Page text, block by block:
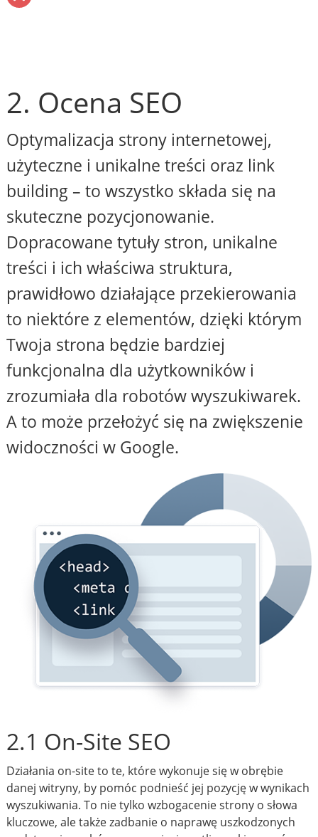
2. Ocena SEO
Optymalizacja strony internetowej,
użyteczne i unikalne treści oraz link
building – to wszystko składa się na
skuteczne pozycjonowanie.
Dopracowane tytuły stron, unikalne
treści i ich właściwa struktura,
prawidłowo działające przekierowania
to niektóre z elementów, dzięki którym
Twoja strona będzie bardziej
funkcjonalna dla użytkowników i
zrozumiała dla robotów wyszukiwarek.
A to może przełożyć się na zwiększenie
widoczności w Google.
2.1 On-Site SEO
Działania on-site to te, które wykonuje się w obrębie
danej witryny, by pomóc podnieść jej pozycję w wynikach
wyszukiwania. To nie tylko wzbogacenie strony o słowa
kluczowe, ale także zadbanie o naprawę uszkodzonych